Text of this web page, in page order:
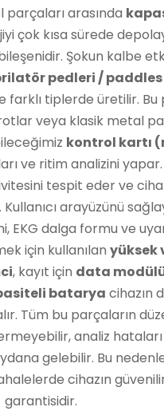
arasında
çok kısa sürede
Şokun kalbe
pedleri / paddles
farklı tiplerde üretilir. Bu
veya klasik metal
kontrol kartı
ve ritim analizini yapar.
tespit eder ve
arayüzünü
EKG dalga formu ve
için kullanılan yüksek
, kayıt için data
batarya cihazın
Tüm bu parçaların
analiz
gelebilir. Bu
cihazın
garantisidir.